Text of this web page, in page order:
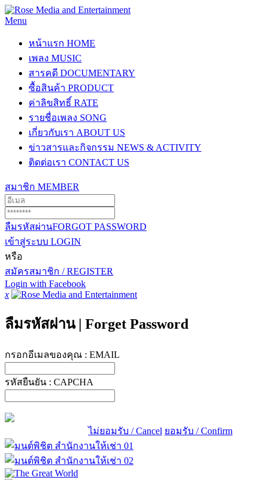
Menu
หน้าแรก HOME
เพลง MUSIC
สารคดี DOCUMENTARY
ซื้อสินค้า PRODUCT
ค่าลิขสิทธิ์ RATE
รายชื่อเพลง SONG
เกี่ยวกับเรา ABOUT US
ข่าวสารและกิจกรรม NEWS & ACTIVITY
ติดต่อเรา CONTACT US
สมาชิก MEMBER
ลืมรหัสผ่านFORGOT PASSWORD
เข้าสู่ระบบ LOGIN
หรือ
สมัครสมาชิก / REGISTER
Login with Facebook
x
ลืมรหัสผ่าน | Forget Password
กรอกอีเมลของคุณ : EMAIL
รหัสยืนยัน : CAPCHA
ไม่ยอมรับ / Cancel ยอมรับ / Confirm